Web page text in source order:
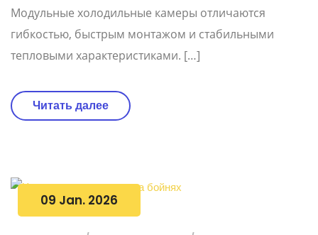
Модульные холодильные камеры отличаются
гибкостью, быстрым монтажом и стабильными
тепловыми характеристиками. […]
Читать далее
09 Jan. 2026